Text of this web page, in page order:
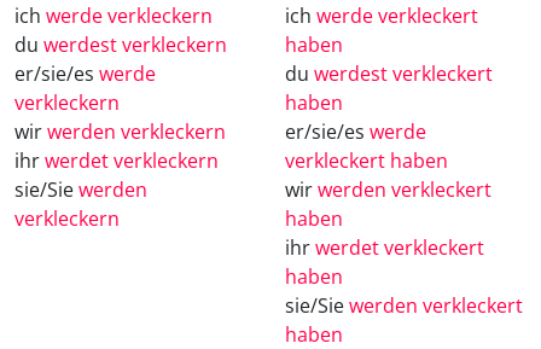
ich werde verkleckern
du werdest verkleckern
er/sie/es werde
verkleckern
wirwerden verkleckern
ihrwerdet verkleckern
sie/Siewerden
verkleckern
ich werde verkleckert
haben
du werdest verkleckert
haben
er/sie/es werde
verkleckert haben
wirwerden verkleckert
haben
ihrwerdet verkleckert
haben
sie/Siewerden verkleckert
haben